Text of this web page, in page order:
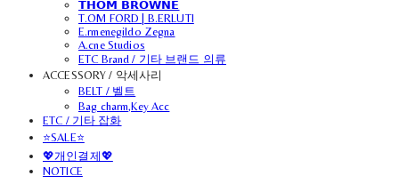
𝗧𝗛𝗢𝗠 𝗕𝗥𝗢𝗪𝗡𝗘
T.OM FORD | B.ERLUTI
E.rmenegildo Zegna
A.cne Studios
ETC Brand / 기타 브랜드 의류
ACCESSORY / 악세사리
BELT / 벨트
Bag charm,Key Acc
ETC / 기타 잡화
⭐SALE⭐
💖개인결제💖
NOTICE